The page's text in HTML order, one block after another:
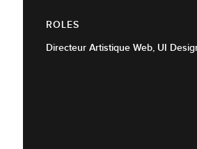
ROLES
Directeur Artistique Web, UI